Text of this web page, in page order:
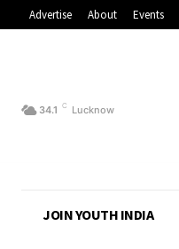
Advertise About Events
34.1 C Lucknow
JOIN YOUTH INDIA